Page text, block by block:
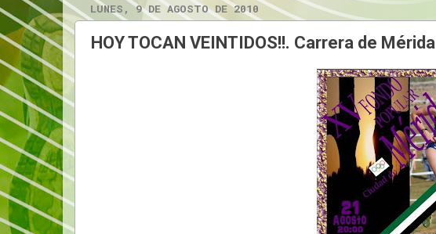
LUNES, 9 DE AGOSTO DE 2010
HOY TOCAN VEINTIDOS!!. Carrera de Mérida